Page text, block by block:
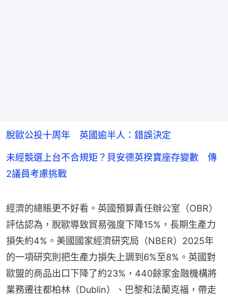
脫歐公投十周年 英國逾半人：錯誤決定
未經競選上台不合規矩？貝安德英揆寶座存變數 傳
2議員考慮挑戰
經濟的總賬更不好看。英國預算責任辦公室（OBR）
評估認為，脫歐導致貿易強度下降15%，長期生產力
損失約4%。美國國家經濟研究局（NBER）2025年
的一項研究則把生產力損失上調到6%至8%。英國對
歐盟的商品出口下降了約23%，440餘家金融機構將
業務遷往都柏林（Dublin）、巴黎和法蘭克福，帶走